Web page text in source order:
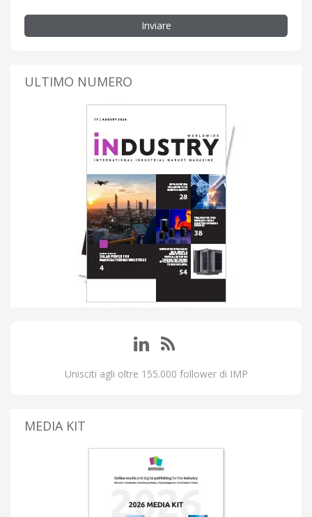
Inviare
ULTIMO NUMERO
Unisciti agli oltre 155.000 follower di IMP
MEDIA KIT